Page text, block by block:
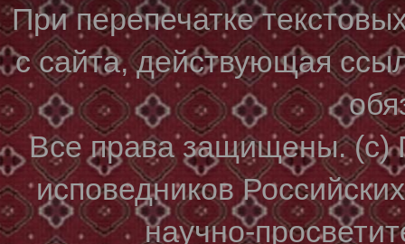
При перепечатке
с сайта, действующая
Все права защищены. (с)
исповедников
научно-